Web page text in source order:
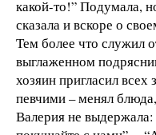
какой-то!” Подумала,
сказала и вскоре о
Тем более что служил
выглаженном
хозяин пригласил
певчими – менял
Валерия не